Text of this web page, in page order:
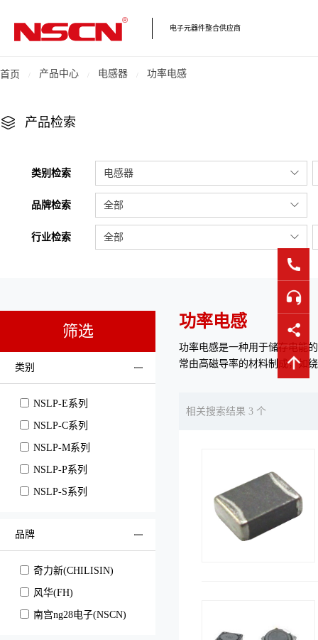
电子元器件整合供应商
首页 产品中心 电感器 功率电感
产品检索
类别检索 电感器
品牌检索 全部
行业检索 全部
筛选
类别
NSLP-E系列
NSLP-C系列
NSLP-M系列
NSLP-P系列
NSLP-S系列
品牌
奇力新(CHILISIN)
风华(FH)
南宫ng28电子(NSCN)
功率电感
功率电感是一种用于储存电能
常由高磁导率的材料制成，如
相关搜索结果 3 个